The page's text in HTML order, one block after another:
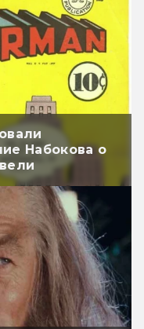
Набокова о